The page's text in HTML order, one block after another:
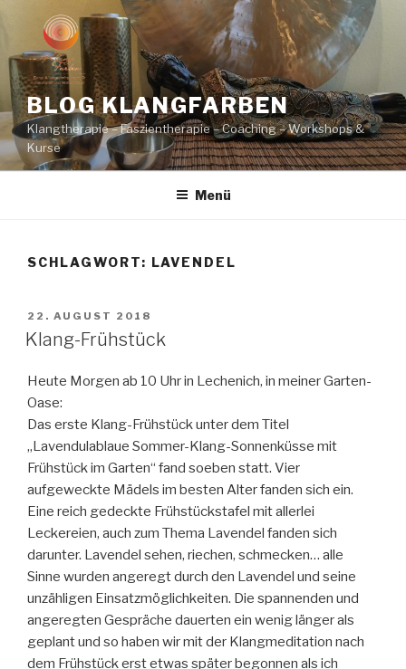
Zum
springen
BLOG KLANGFARBEN
Klangtherapie – Faszientherapie – Coaching – Workshops &
Kurse
Menü
SCHLAGWORT: LAVENDEL
VERÖFFENTLICHT
AM
22. AUGUST 2018
Klang-Frühstück
Heute Morgen ab 10 Uhr in Lechenich, in meiner Garten-
Oase:
Das erste Klang-Frühstück unter dem Titel
„Lavendulablaue Sommer-Klang-Sonnenküsse mit
Frühstück im Garten“ fand soeben statt. Vier
aufgeweckte Mädels im besten Alter fanden sich ein.
Eine reich gedeckte Frühstückstafel mit allerlei
Leckereien, auch zum Thema Lavendel fanden sich
darunter. Lavendel sehen, riechen, schmecken… alle
Sinne wurden angeregt durch den Lavendel und seine
unzähligen Einsatzmöglichkeiten. Die spannenden und
angeregten Gespräche dauerten ein wenig länger als
geplant und so haben wir mit der Klangmeditation nach
dem Frühstück erst etwas später begonnen als ich